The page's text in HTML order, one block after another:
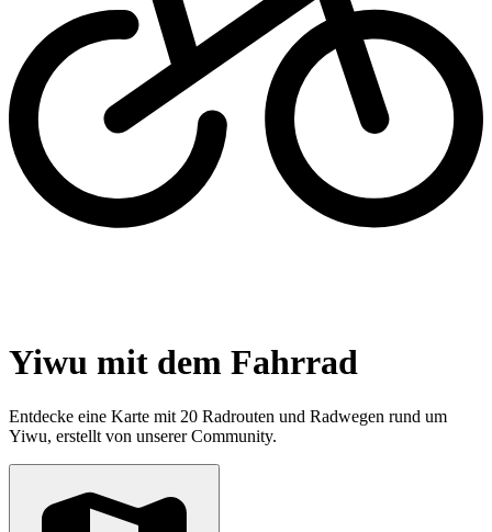
Yiwu mit dem Fahrrad
Entdecke eine Karte mit 20 Radrouten und Radwegen rund um
Yiwu, erstellt von unserer Community.